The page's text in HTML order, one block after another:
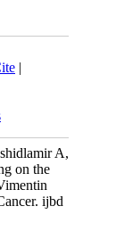
|
A,
on the
ijbd